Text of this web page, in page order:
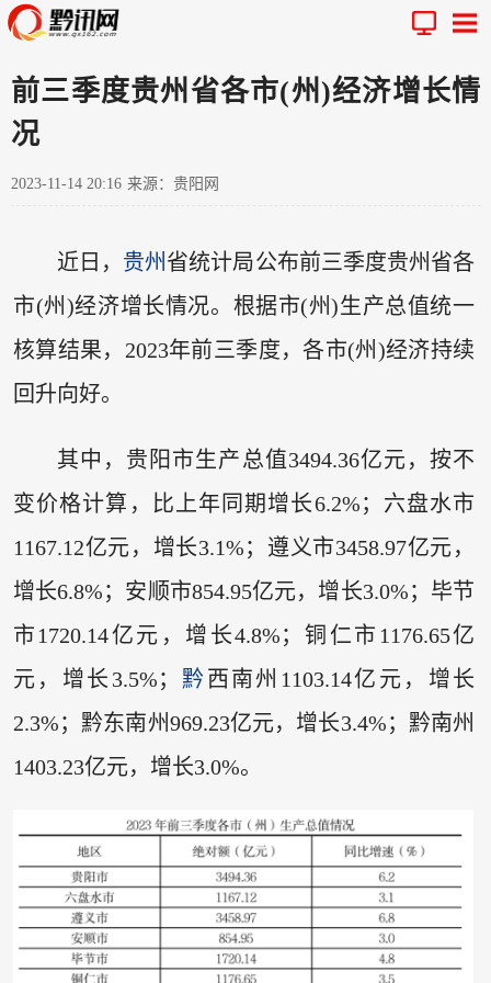
前三季度贵州省各市(州)经济增长情
况
2023-11-14 20:16 来源：贵阳网
近日， 贵州 省统计局公布前三季度贵州省各
市(州)经济增长情况。根据市(州)生产总值统一
核算结果，2023年前三季度，各市(州)经济持续
回升向好。
其中，贵阳市生产总值3494.36亿元，按不
变价格计算，比上年同期增长6.2%；六盘水市
1167.12亿元，增长3.1%；遵义市3458.97亿元，
增长6.8%；安顺市854.95亿元，增长3.0%；毕节
市1720.14亿元，增长4.8%；铜仁市1176.65亿
元，增长3.5%；
黔 西南州1103.14亿元，增长
2.3%；黔东南州969.23亿元，增长3.4%；黔南州
1403.23亿元，增长3.0%。